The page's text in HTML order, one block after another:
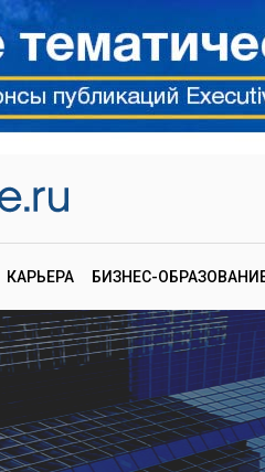
КАРЬЕРА БИЗНЕС-